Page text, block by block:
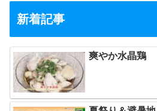
新着記事
爽やか水晶鶏